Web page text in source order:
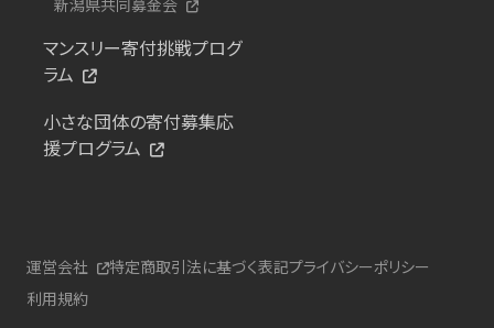
マンスリー寄付挑戦プログ
ラム
小さな団体の寄付募集応
援プログラム
運営会社 特定商取引法に基づく表記プライバシーポリシー
利用規約